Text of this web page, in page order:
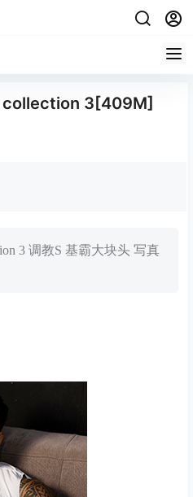
3[409M]
3 调教S 基霸大块头 写真